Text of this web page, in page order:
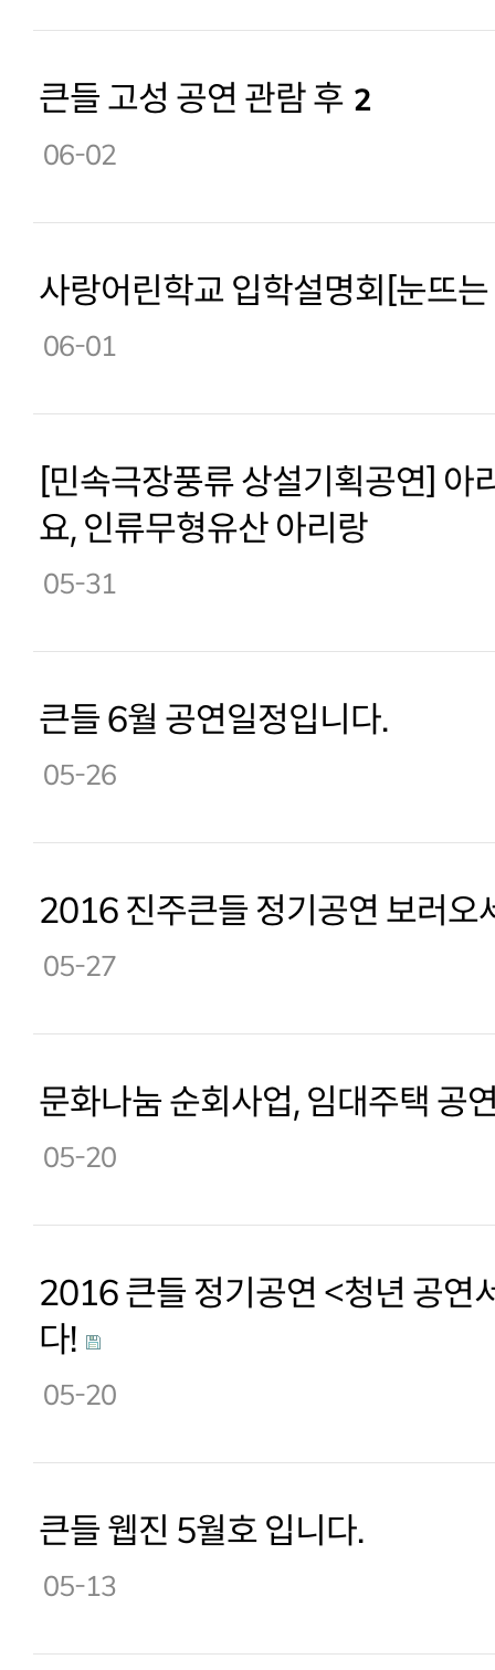
큰들 고성 공연 관람 후 2
06-02
사랑어린학교 입학설명회[눈뜨
06-01
[민속극장풍류 상설기획공연] 아
요, 인류무형유산 아리랑
05-31
큰들 6월 공연일정입니다.
05-26
2016 진주큰들 정기공연 보러오
05-27
문화나눔 순회사업, 임대주택 공
05-20
2016 큰들 정기공연 <청년 공연
다!
05-20
큰들 웹진 5월호 입니다.
05-13